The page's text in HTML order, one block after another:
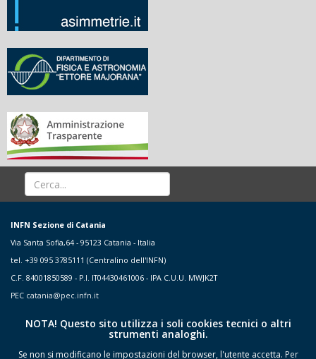
INFN Sezione di Catania
Via Santa Sofia,64 - 95123 Catania - Italia
tel. +39 095 3785111 (Centralino dell'INFN)
C.F. 84001850589 - P.I. IT04430461006 - IPA C.U.U. MWJK2T
PEC catania@pec.infn.it
NOTA! Questo sito utilizza i soli cookies tecnici o altri
strumenti analoghi.
Se non si modificano le impostazioni del browser, l'utente accetta. Per